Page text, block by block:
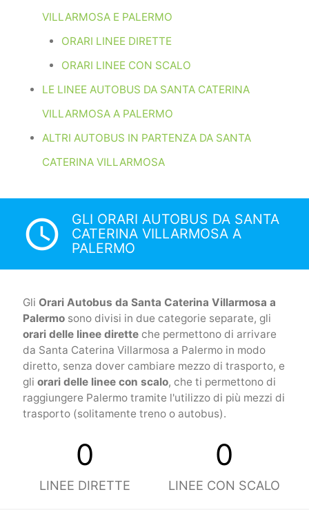
VILLARMOSA E PALERMO
ORARI LINEE DIRETTE
ORARI LINEE CON SCALO
LE LINEE AUTOBUS DA SANTA CATERINA
VILLARMOSA A PALERMO
ALTRI AUTOBUS IN PARTENZA DA SANTA
CATERINA VILLARMOSA
access_time
GLI ORARI AUTOBUS DA SANTA
CATERINA VILLARMOSA A
PALERMO
Gli Orari Autobus da Santa Caterina Villarmosa a
Palermosono divisi in due categorie separate, gli
orari delle linee diretteche permettono di arrivare
da Santa Caterina Villarmosa a Palermo in modo
diretto, senza dover cambiare mezzo di trasporto, e
gli orari delle linee con scalo, che ti permettono di
raggiungere Palermo tramite l'utilizzo di più mezzi di
trasporto (solitamente treno o autobus).
0
LINEE DIRETTE
0
LINEE CON SCALO